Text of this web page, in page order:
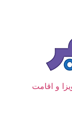
و اقامت